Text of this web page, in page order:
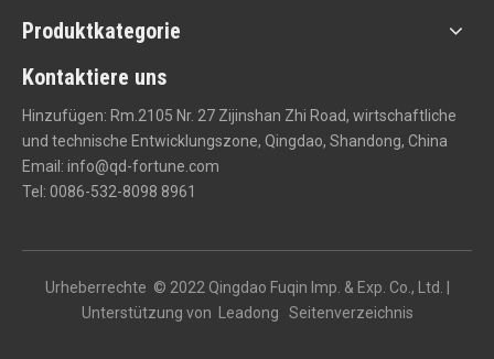
Produktkategorie
Kontaktiere uns
Hinzufügen: Rm.2105 Nr. 27 Zijinshan Zhi Road, wirtschaftliche
und technische Entwicklungszone, Qingdao, Shandong, China
Email: info@qd-fortune.com
Tel: 0086-532-8098 8961
Urheberrechte © 2022 Qingdao Fuqin Imp. & Exp. Co., Ltd. |
Unterstützung von Leadong Seitenverzeichnis